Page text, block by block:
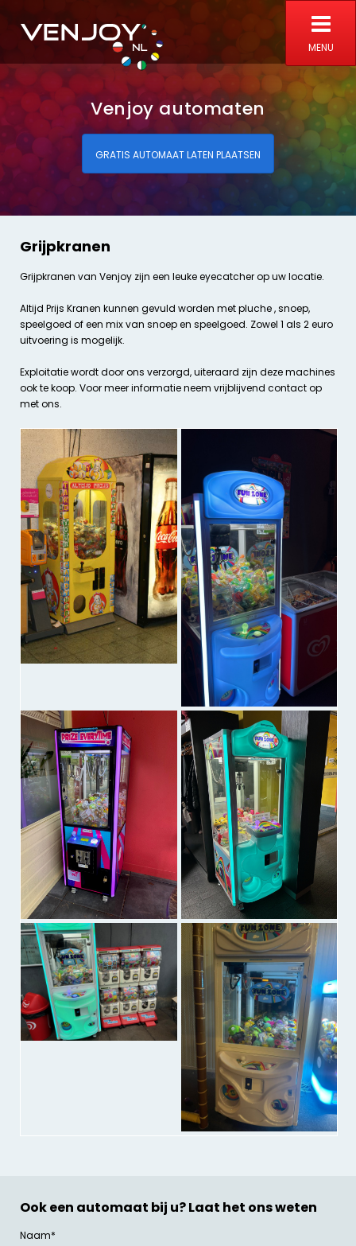
MENU
Venjoy automaten
GRATIS AUTOMAAT LATEN PLAATSEN
Grijpkranen
Grijpkranen van Venjoy zijn een leuke eyecatcher op uw locatie.
Altijd Prijs Kranen kunnen gevuld worden met pluche , snoep,
speelgoed of een mix van snoep en speelgoed. Zowel 1 als 2 euro
uitvoering is mogelijk.
Exploitatie wordt door ons verzorgd, uiteraard zijn deze machines
ook te koop. Voor meer informatie neem vrijblijvend contact op
met ons.
Ook een automaat bij u? Laat het ons weten
Naam*